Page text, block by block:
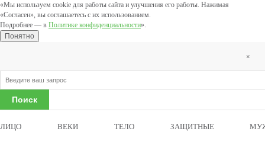
«Мы используем cookie для работы сайта и улучшения его работы. Нажимая
«Согласен», вы соглашаетесь с их использованием.
Подробнее — в Политике конфиденциальности».
Понятно
×
ЛИЦО ВЕКИ ТЕЛО ЗАЩИТНЫЕ